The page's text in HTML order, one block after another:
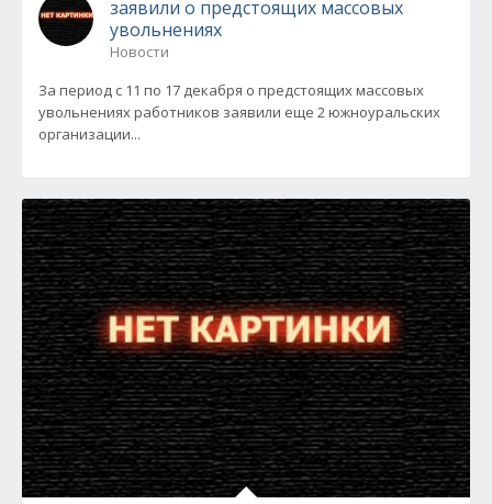
заявили о предстоящих массовых
увольнениях
Новости
За период с 11 по 17 декабря о предстоящих массовых
увольнениях работников заявили еще 2 южноуральских
организации...